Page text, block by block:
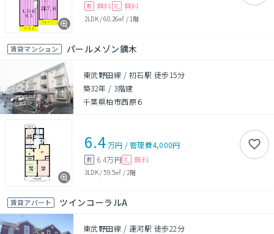
敷 無料 礼 無料
2LDK/60.26㎡ / 1階
賃貸マンション パールメゾン鏑木
東武野田線 / 初石駅 徒歩15分
築32年 / 3階建
千葉県柏市西原６
6.4万円 /管理費4,000円
敷 6.4万円 礼 無料
3LDK/59.5㎡ / 2階
賃貸アパート ツインコーラルA
東武野田線 / 運河駅 徒歩22分